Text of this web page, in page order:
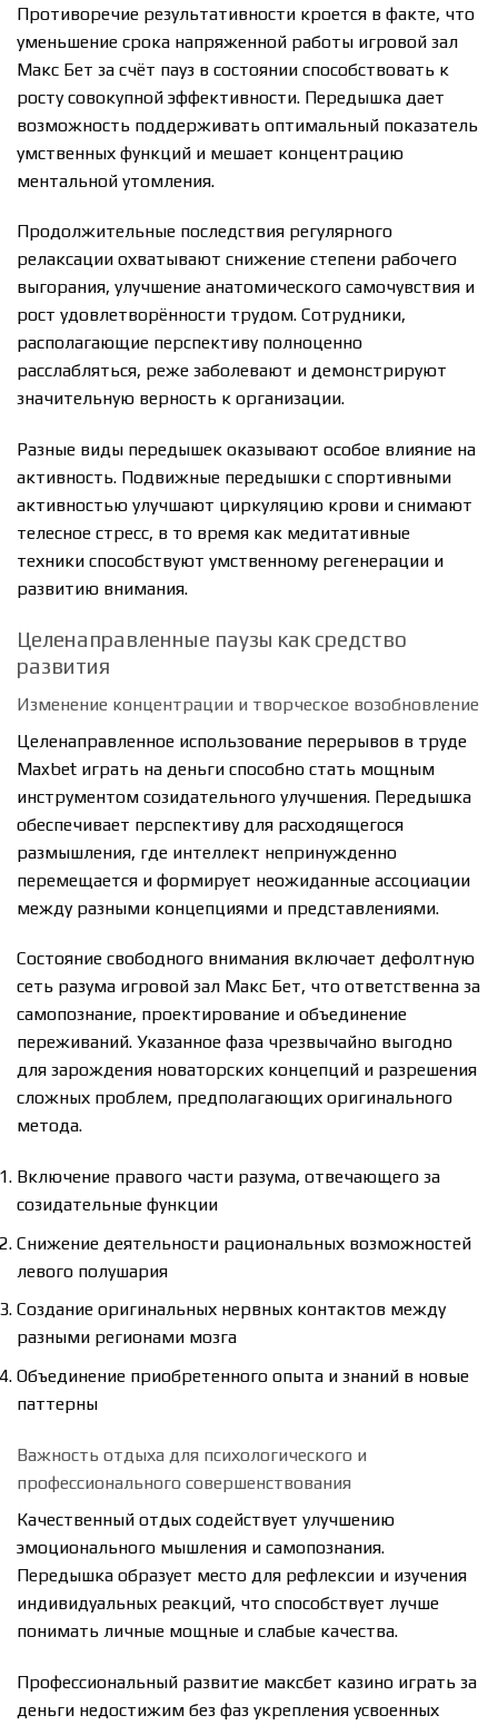
Противоречие результативности кроется в факте, что
уменьшение срока напряженной работы игровой зал
Макс Бет за счёт пауз в состоянии способствовать к
росту совокупной эффективности. Передышка дает
возможность поддерживать оптимальный показатель
умственных функций и мешает концентрацию
ментальной утомления.
Продолжительные последствия регулярного
релаксации охватывают снижение степени рабочего
выгорания, улучшение анатомического самочувствия и
рост удовлетворённости трудом. Сотрудники,
располагающие перспективу полноценно
расслабляться, реже заболевают и демонстрируют
значительную верность к организации.
Разные виды передышек оказывают особое влияние на
активность. Подвижные передышки с спортивными
активностью улучшают циркуляцию крови и снимают
телесное стресс, в то время как медитативные
техники способствуют умственному регенерации и
развитию внимания.
Целенаправленные паузы как средство
развития
Изменение концентрации и творческое возобновление
Целенаправленное использование перерывов в труде
Maxbet играть на деньги способно стать мощным
инструментом созидательного улучшения. Передышка
обеспечивает перспективу для расходящегося
размышления, где интеллект непринужденно
перемещается и формирует неожиданные ассоциации
между разными концепциями и представлениями.
Состояние свободного внимания включает дефолтную
сеть разума игровой зал Макс Бет, что ответственна за
самопознание, проектирование и объединение
переживаний. Указанное фаза чрезвычайно выгодно
для зарождения новаторских концепций и разрешения
сложных проблем, предполагающих оригинального
метода.
Включение правого части разума, отвечающего за
созидательные функции
Снижение деятельности рациональных возможностей
левого полушария
Создание оригинальных нервных контактов между
разными регионами мозга
Объединение приобретенного опыта и знаний в новые
паттерны
Важность отдыха для психологического и
профессионального совершенствования
Качественный отдых содействует улучшению
эмоционального мышления и самопознания.
Передышка образует место для рефлексии и изучения
индивидуальных реакций, что способствует лучше
понимать личные мощные и слабые качества.
Профессиональный развитие максбет казино играть за
деньги недостижим без фаз укрепления усвоенных